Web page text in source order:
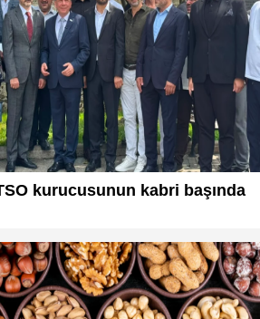
kurucusunun kabri başında